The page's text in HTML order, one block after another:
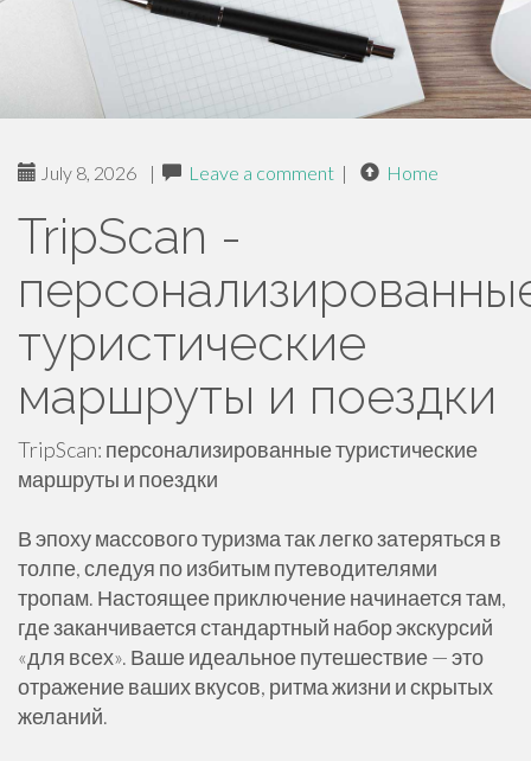
July 8, 2026 | Leave a comment | Home
TripScan -
туристические
маршруты и поездки
TripScan: персонализированные туристические
маршруты и поездки
В эпоху массового туризма так легко затеряться в
толпе, следуя по избитым путеводителями
тропам. Настоящее приключение начинается там,
где заканчивается стандартный набор экскурсий
«для всех». Ваше идеальное путешествие — это
отражение ваших вкусов, ритма жизни и скрытых
желаний.